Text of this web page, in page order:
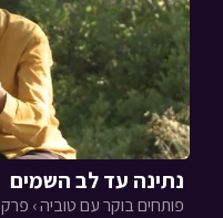
נתינה עד לב השמים
פותחים בוקר עם טוביה › פרק 14